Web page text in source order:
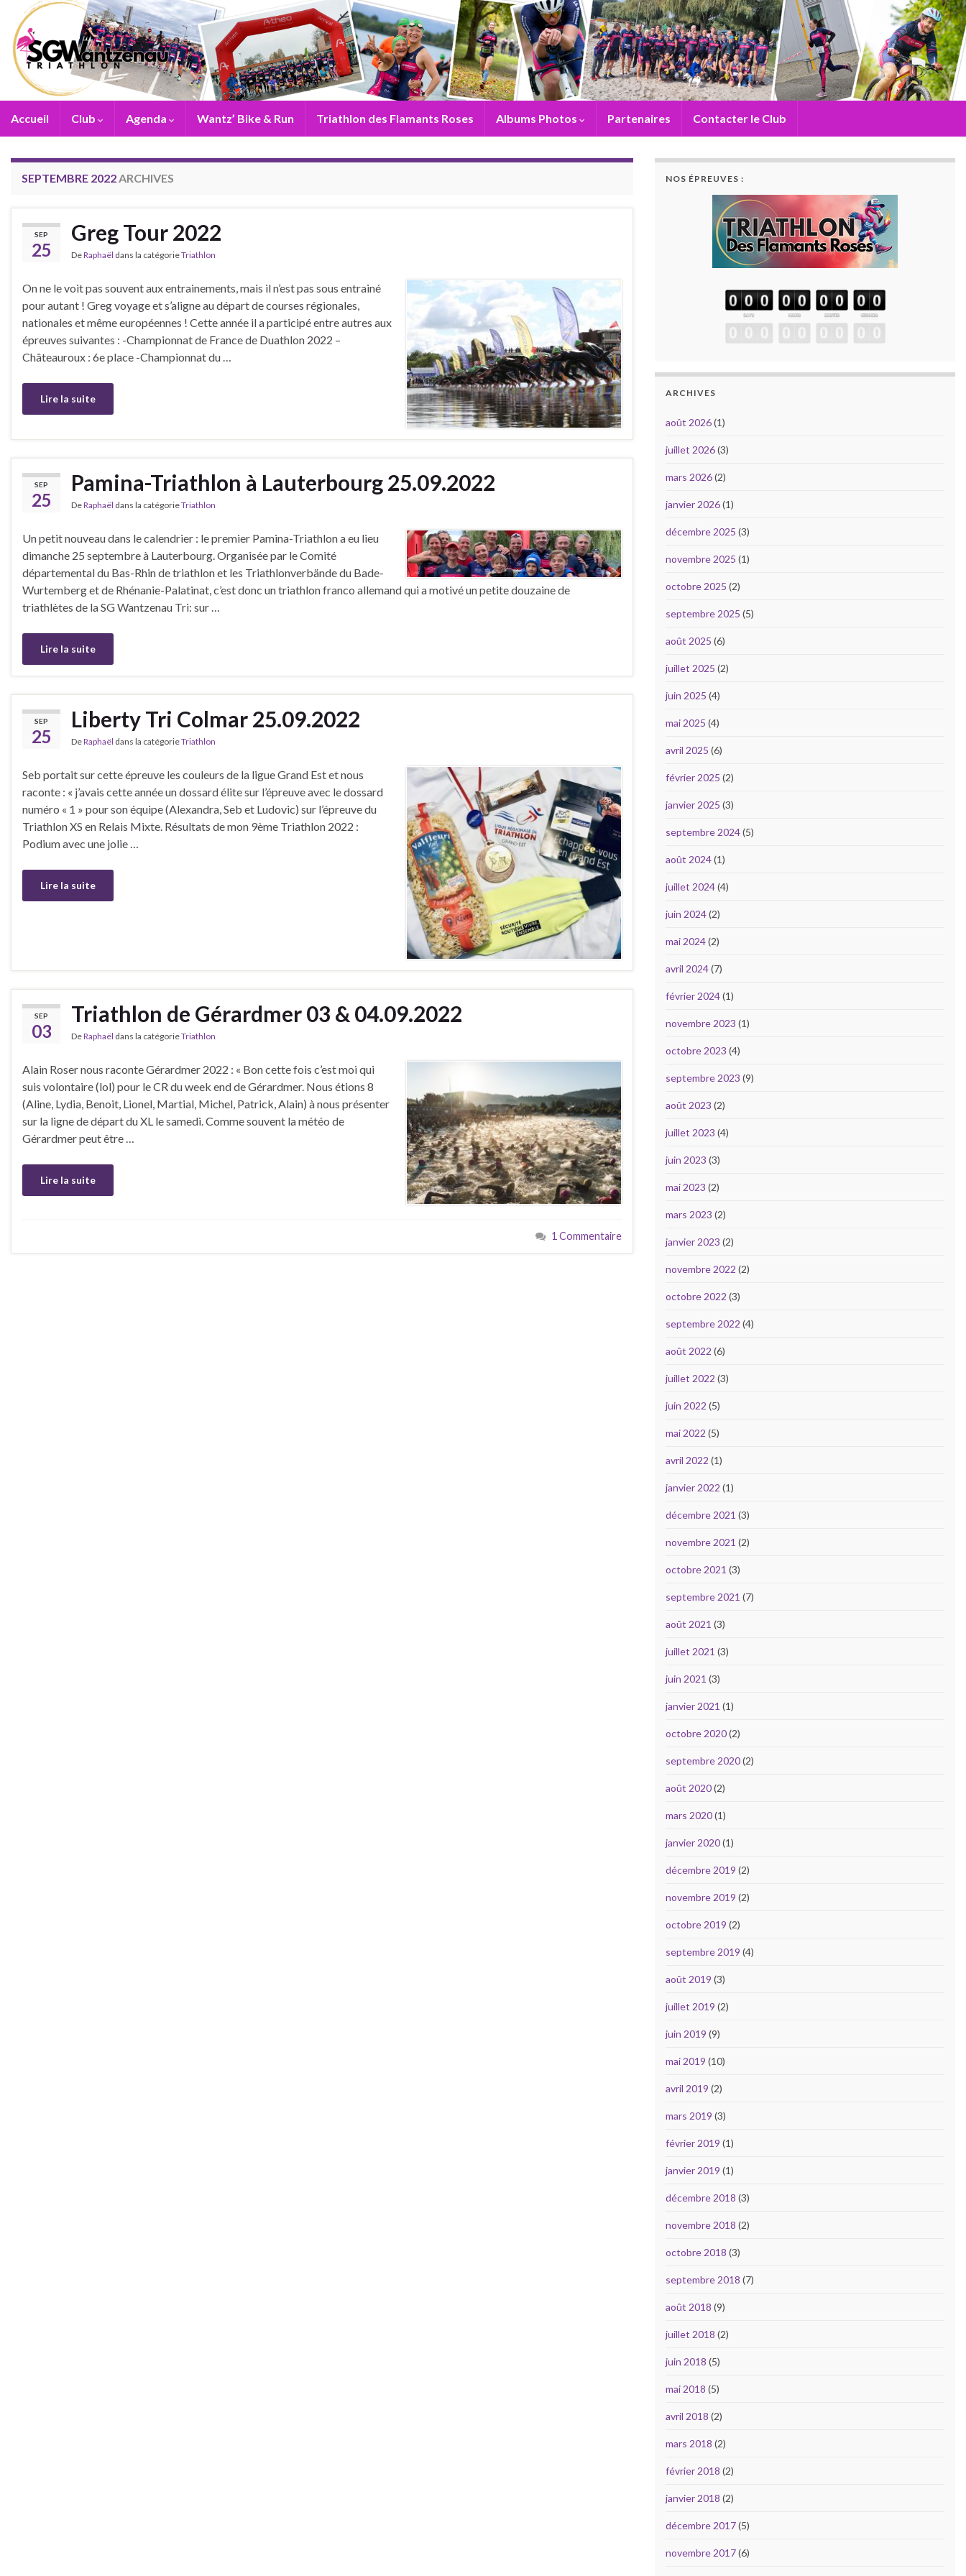
Accueil Club Agenda Wantz’ Bike & Run Triathlon des Flamants Roses Albums Photos Partenaires Contacter le Club
SEPTEMBRE 2022ARCHIVES
SEP
25
Greg Tour 2022
DeRaphaël dans la catégorieTriathlon
On ne le voit pas souvent aux entrainements, mais il n’est pas sous entrainé
pour autant ! Greg voyage et s’aligne au départ de courses régionales,
nationales et même européennes ! Cette année il a participé entre autres aux
épreuves suivantes : -Championnat de France de Duathlon 2022 –
Châteauroux : 6e place -Championnat du …
Lire la suite
SEP
25
Pamina-Triathlon à Lauterbourg 25.09.2022
DeRaphaël dans la catégorieTriathlon
Un petit nouveau dans le calendrier : le premier Pamina-Triathlon a eu lieu
dimanche 25 septembre à Lauterbourg. Organisée par le Comité
départemental du Bas-Rhin de triathlon et les Triathlonverbände du Bade-
Wurtemberg et de Rhénanie-Palatinat, c’est donc un triathlon franco allemand qui a motivé un petite douzaine de
triathlètes de la SG Wantzenau Tri: sur …
Lire la suite
SEP
25
Liberty Tri Colmar 25.09.2022
DeRaphaël dans la catégorieTriathlon
Seb portait sur cette épreuve les couleurs de la ligue Grand Est et nous
raconte : « j’avais cette année un dossard élite sur l’épreuve avec le dossard
numéro « 1 » pour son équipe (Alexandra, Seb et Ludovic) sur l’épreuve du
Triathlon XS en Relais Mixte. Résultats de mon 9ème Triathlon 2022 :
Podium avec une jolie …
Lire la suite
SEP
03
Triathlon de Gérardmer 03 & 04.09.2022
DeRaphaël dans la catégorieTriathlon
Alain Roser nous raconte Gérardmer 2022 : « Bon cette fois c’est moi qui
suis volontaire (lol) pour le CR du week end de Gérardmer. Nous étions 8
(Aline, Lydia, Benoit, Lionel, Martial, Michel, Patrick, Alain) à nous présenter
sur la ligne de départ du XL le samedi. Comme souvent la météo de
Gérardmer peut être …
Lire la suite
1 Commentaire
NOS ÉPREUVES :
ARCHIVES
août 2026(1)
juillet 2026(3)
mars 2026(2)
janvier 2026(1)
décembre 2025 (3)
novembre 2025 (1)
octobre 2025 (2)
septembre 2025 (5)
août 2025 (6)
juillet 2025 (2)
juin 2025 (4)
mai 2025 (4)
avril 2025 (6)
février 2025 (2)
janvier 2025 (3)
septembre 2024(5)
août 2024(1)
juillet 2024(4)
juin 2024(2)
mai 2024(2)
avril 2024(7)
février 2024(1)
novembre 2023 (1)
octobre 2023 (4)
septembre 2023 (9)
août 2023 (2)
juillet 2023 (4)
juin 2023 (3)
mai 2023 (2)
mars 2023 (2)
janvier 2023 (2)
novembre 2022 (2)
octobre 2022 (3)
septembre 2022 (4)
août 2022 (6)
juillet 2022 (3)
juin 2022 (5)
mai 2022 (5)
avril 2022 (1)
janvier 2022 (1)
décembre 2021 (3)
novembre 2021 (2)
octobre 2021 (3)
septembre 2021 (7)
août 2021 (3)
juillet 2021 (3)
juin 2021 (3)
janvier 2021 (1)
octobre 2020(2)
septembre 2020(2)
août 2020(2)
mars 2020(1)
janvier 2020(1)
décembre 2019 (2)
novembre 2019 (2)
octobre 2019 (2)
septembre 2019 (4)
août 2019 (3)
juillet 2019 (2)
juin 2019 (9)
mai 2019 (10)
avril 2019 (2)
mars 2019 (3)
février 2019 (1)
janvier 2019 (1)
décembre 2018 (3)
novembre 2018 (2)
octobre 2018 (3)
septembre 2018 (7)
août 2018 (9)
juillet 2018 (2)
juin 2018 (5)
mai 2018 (5)
avril 2018 (2)
mars 2018 (2)
février 2018 (2)
janvier 2018 (2)
décembre 2017(5)
novembre 2017(6)